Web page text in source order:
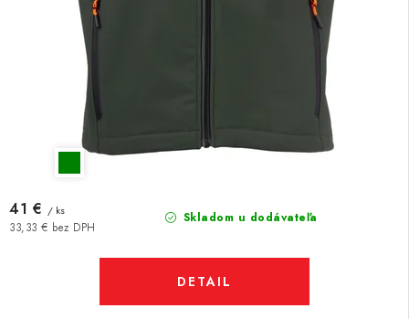
Skladom u dodávateľa
33,33 € bez DPH
41 € / ks
DETAIL